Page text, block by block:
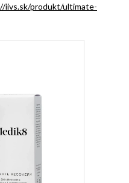
iivs.sk/produkt/ultimate-